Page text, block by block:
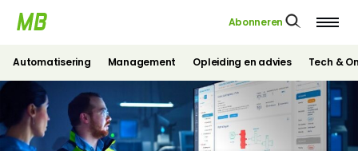
Abonneren
Automatisering Management Opleiding en advies Tech &